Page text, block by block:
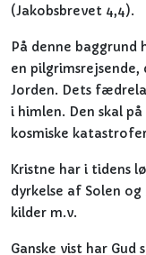
(Jakobsbrevet 4,4).
På denne
en
Jorden. Dets
i himlen. Den skal
kosmiske
Kristne har i tidens
dyrkelse af Solen
kilder m.v.
Ganske vist har Gud